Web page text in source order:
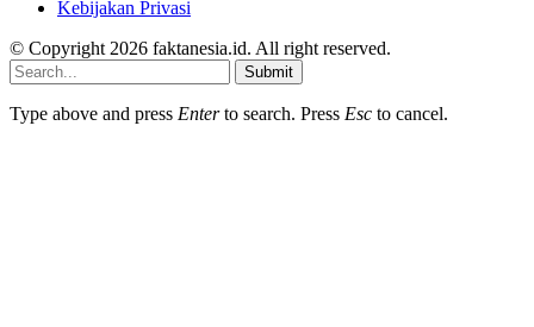
Kebijakan Privasi
© Copyright 2026 faktanesia.id. All right reserved.
Submit
Type above and press Enterto search. Press Esc to cancel.